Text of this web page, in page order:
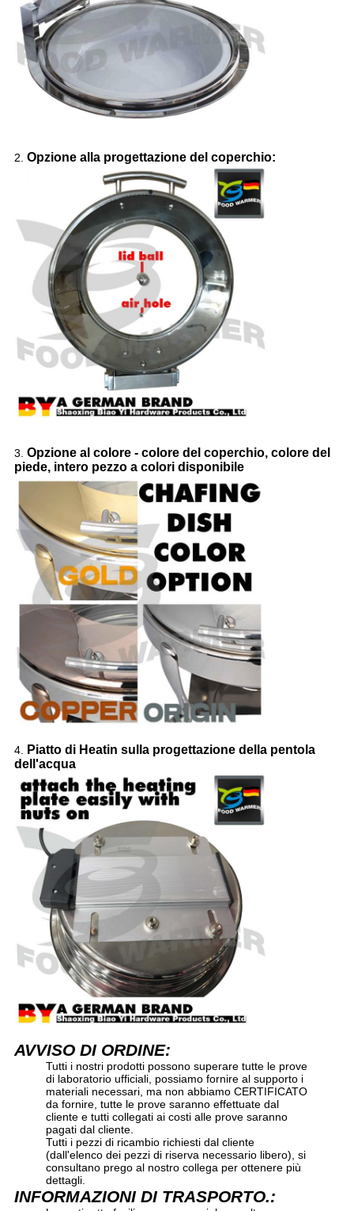
2. Opzione alla progettazione del coperchio:
3. Opzione al colore - colore del coperchio, colore del
piede, intero pezzo a colori disponibile
4. Piatto di Heatin sulla progettazione della pentola
dell'acqua
AVVISO DI ORDINE:
Tutti i nostri prodotti possono superare tutte le prove
di laboratorio ufficiali, possiamo fornire al supporto i
materiali necessari, ma non abbiamo CERTIFICATO
da fornire, tutte le prove saranno effettuate dal
cliente e tutti collegati ai costi alle prove saranno
pagati dal cliente.
Tutti i pezzi di ricambio richiesti dal cliente
(dall'elenco dei pezzi di riserva necessario libero), si
consultano prego al nostro collega per ottenere più
dettagli.
INFORMAZIONI DI TRASPORTO.: